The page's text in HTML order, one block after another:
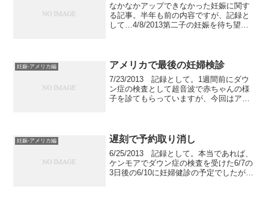
なかなかアップできなかった妊娠に関す
る記事。半年も前の内容ですが、記録と
して…4/8/2013第二子の妊娠を待ち望ん
はり違うのだろう...
妊娠-アメリカ編 アメリカで最後の妊婦検診
7/23/2013 記録として。1週間前にダウ
ン症の検査として超音波で赤ちゃんの様
子を診てもらっていますが、今回はアメ
の体重測定では...
妊娠-アメリカ編 遅刻で予約取り消し
6/25/2013 記録として。本当であれば、
ケンモアでダウン症の検査を受けた6/7の
3日後の6/10に妊婦健診の予定でしたが、